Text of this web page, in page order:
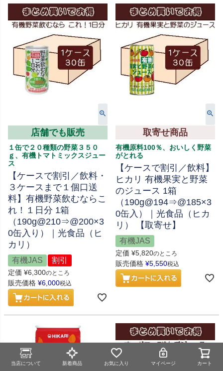
当店について 新着商品 お気に入り マイページ カート
店舗でも販売
１缶で２０種類の野菜３５０
ｇ、有機トマトミックスジュー
ス
【ケースで割引／飲料・
３ケースまで１個口送
料】有機野菜飲むならこ
れ！１日分 1箱
（190g@210⇒@200×3
0缶入り）｜光食品（ヒ
カリ）
有機JAS 割引
定価 ¥6,300のところ
販売価格 ¥6,000税込
取寄せ商品
有機原料100％、おいしく野菜
がとれる
【ケースで割引／飲料】
ヒカリ 有機果実と野菜
のジュース 1箱
（190g@194⇒@185×3
0缶入）｜光食品（ヒカ
リ） 【取寄せ】
有機JAS
定価 ¥5,820のところ
販売価格 ¥5,550税込